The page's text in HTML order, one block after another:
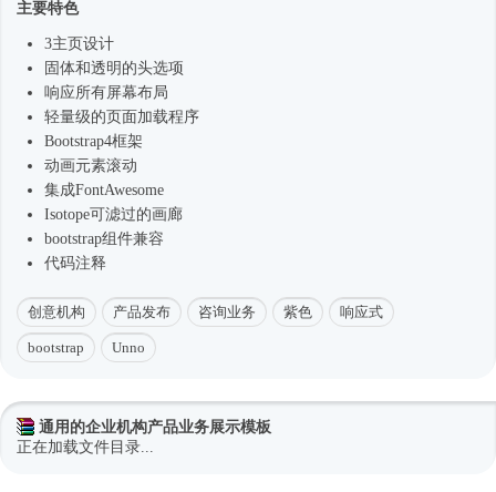
主要特色
3主页设计
固体和透明的头选项
响应所有屏幕布局
轻量级的页面加载程序
Bootstrap4框架
动画元素滚动
集成FontAwesome
Isotope可滤过的画廊
bootstrap组件兼容
代码注释
创意机构 产品发布 咨询业务 紫色 响应式
bootstrap Unno
通用的企业机构产品业务展示模板
正在加载文件目录...